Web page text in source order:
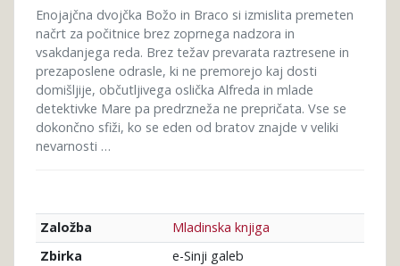
Enojajčna dvojčka Božo in Braco si izmislita premeten
načrt za počitnice brez zoprnega nadzora in
vsakdanjega reda. Brez težav prevarata raztresene in
prezaposlene odrasle, ki ne premorejo kaj dosti
domišljije, občutljivega oslička Alfreda in mlade
detektivke Mare pa predrzneža ne prepričata. Vse se
dokončno sfiži, ko se eden od bratov znajde v veliki
nevarnosti …
Založba
Mladinska knjiga
Zbirka
e-Sinji galeb